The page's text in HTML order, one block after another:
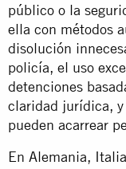
público o la
ella con métodos
disolución
policía, el uso
detenciones
claridad jurídica, y
pueden acarrear
En Alemania,